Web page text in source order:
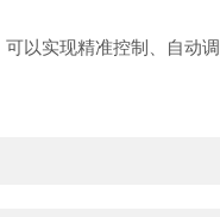
实现精准控制、自动